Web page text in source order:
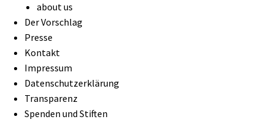
about us
Der Vorschlag
Presse
Kontakt
Impressum
Datenschutzerklärung
Transparenz
Spenden und Stiften